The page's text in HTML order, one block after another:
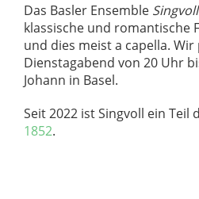
Das Basler Ensemble Singvoll
klassische und romantische
und dies meist a capella.
Dienstagabend von 20 Uhr
Johann in Basel.
Seit 2022 ist Singvoll ein Teil
1852.